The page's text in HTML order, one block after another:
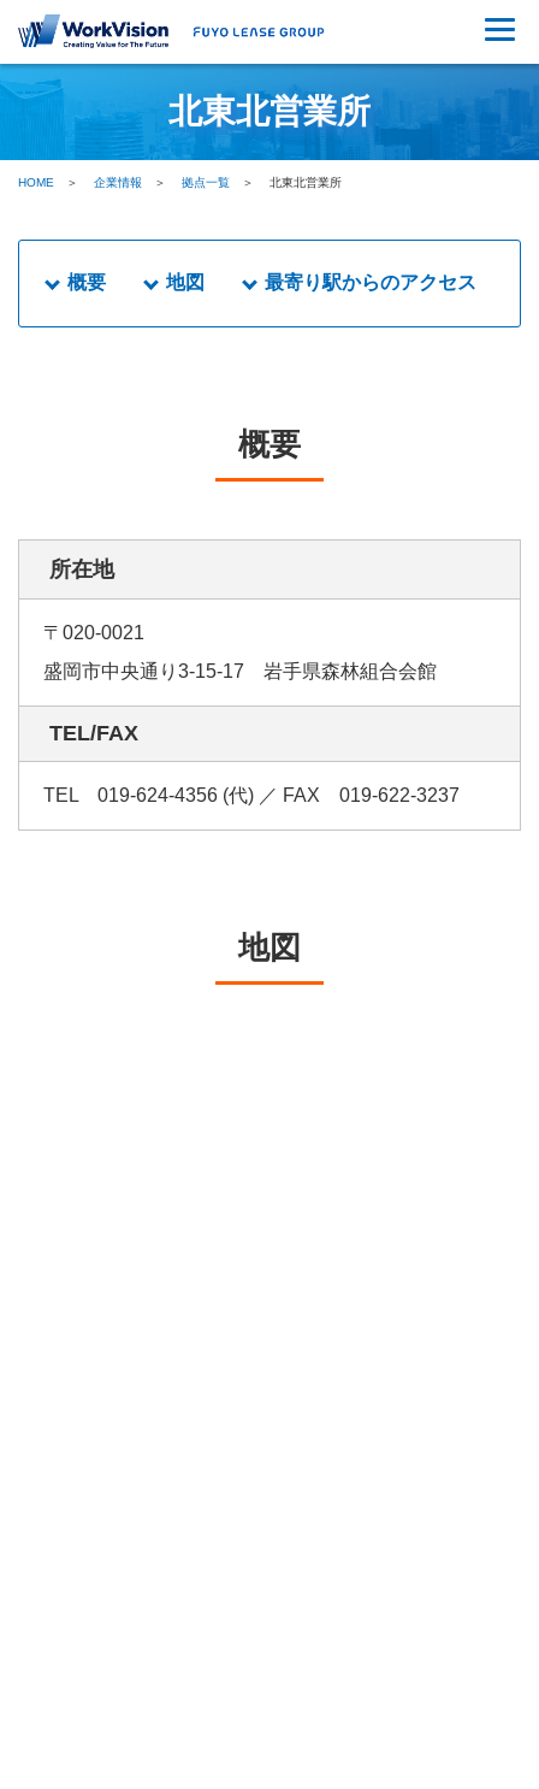
北東北営業所
HOME 企業情報 拠点一覧 北東北営業所
概要 地図 最寄り駅からのアクセス
概要
所在地
〒020-0021
盛岡市中央通り3-15-17 岩手県森林組合会館
TEL/FAX
TEL 019-624-4356 (代) ／ FAX 019-622-3237
地図